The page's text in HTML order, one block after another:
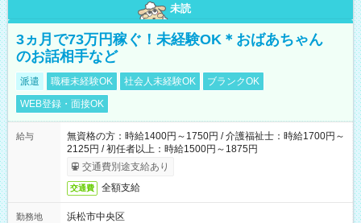
未読
3ヵ月で73万円稼ぐ！未経験OK＊おばあちゃん
のお話相手など
派遣 職種未経験OK 社会人未経験OK
ブランクOK
WEB登録・面接OK
給与
無資格の方：時給1400円～1750円 / 介護福祉士：時給1700円～
2125円 / 初任者以上：時給1500円～1875円
交通費別途支給あり
交通費 全額支給
勤務地
浜松市中央区